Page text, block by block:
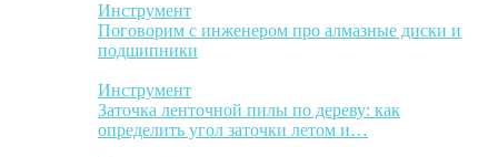
Инструмент
Поговорим с инженером про алмазные диски и
подшипники
Инструмент
Заточка ленточной пилы по дереву: как
определить угол заточки летом и…